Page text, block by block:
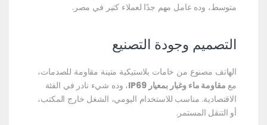
متوسط، وده عامل مهم جدًا لعملاء كتير في مصر.
التصميم وجودة التصنيع
الهاتف مصنوع من خامات بلاستيكية متينة مقاومة للصدمات،
مع مقاومة ماء وغبار بمعيار IP69
، وده شيء نادر في الفئة
الاقتصادية. مناسب للاستخدام اليومي، الشغل خارج المكتب،
أو التنقل المستمر.